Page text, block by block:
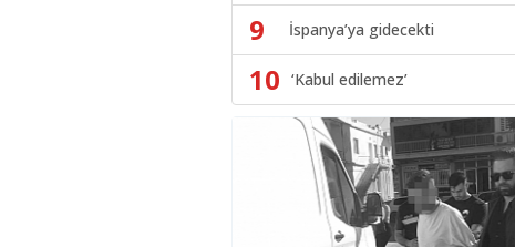
9 İspanya’ya gidecekti
10 ‘Kabul edilemez’